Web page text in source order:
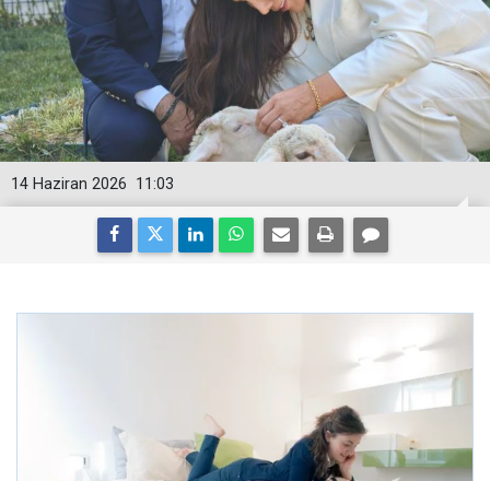
11:03
14 Haziran 2026